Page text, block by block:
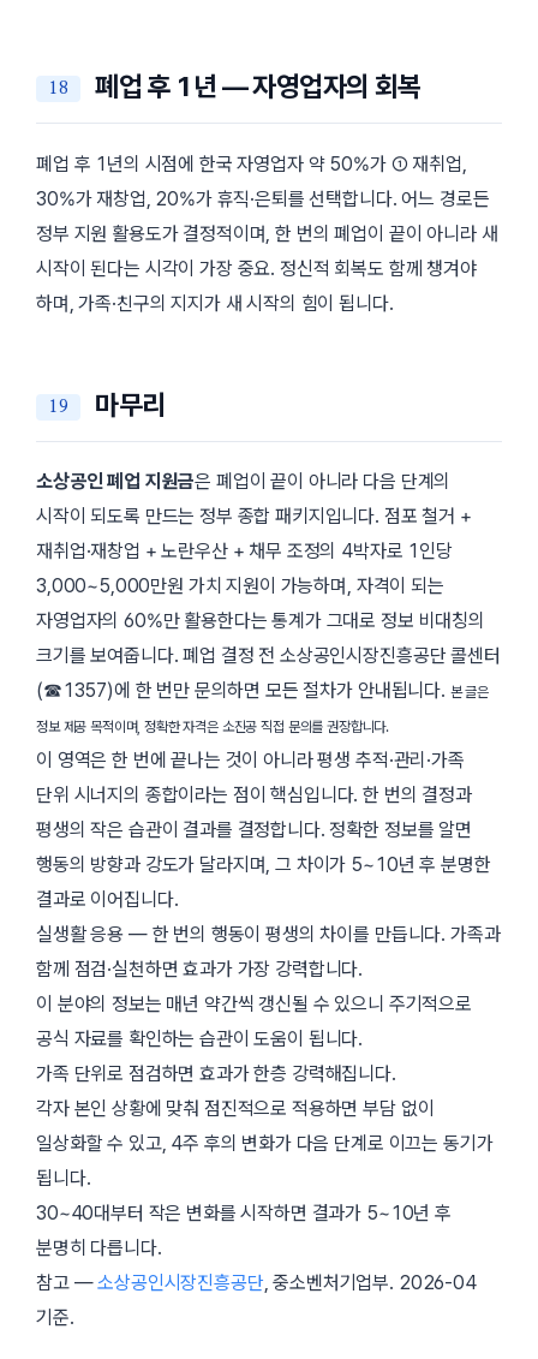
폐업 후 1년 — 자영업자의 회복
폐업 후 1년의 시점에 한국 자영업자 약 50%가 ① 재취업,
30%가 재창업, 20%가 휴직·은퇴를 선택합니다. 어느 경로든
정부 지원 활용도가 결정적이며, 한 번의 폐업이 끝이 아니라 새
시작이 된다는 시각이 가장 중요. 정신적 회복도 함께 챙겨야
하며, 가족·친구의 지지가 새 시작의 힘이 됩니다.
마무리
소상공인 폐업 지원금은 폐업이 끝이 아니라 다음 단계의
시작이 되도록 만드는 정부 종합 패키지입니다. 점포 철거 +
재취업·재창업 + 노란우산 + 채무 조정의 4박자로 1인당
3,000~5,000만원 가치 지원이 가능하며, 자격이 되는
자영업자의 60%만 활용한다는 통계가 그대로 정보 비대칭의
크기를 보여줍니다. 폐업 결정 전 소상공인시장진흥공단 콜센터
(☎1357)에 한 번만 문의하면 모든 절차가 안내됩니다. 본 글은
정보 제공 목적이며, 정확한 자격은 소진공 직접 문의를 권장합니다.
이 영역은 한 번에 끝나는 것이 아니라 평생 추적·관리·가족
단위 시너지의 종합이라는 점이 핵심입니다. 한 번의 결정과
평생의 작은 습관이 결과를 결정합니다. 정확한 정보를 알면
행동의 방향과 강도가 달라지며, 그 차이가 5~10년 후 분명한
결과로 이어집니다.
실생활 응용 — 한 번의 행동이 평생의 차이를 만듭니다. 가족과
함께 점검·실천하면 효과가 가장 강력합니다.
이 분야의 정보는 매년 약간씩 갱신될 수 있으니 주기적으로
공식 자료를 확인하는 습관이 도움이 됩니다.
가족 단위로 점검하면 효과가 한층 강력해집니다.
각자 본인 상황에 맞춰 점진적으로 적용하면 부담 없이
일상화할 수 있고, 4주 후의 변화가 다음 단계로 이끄는 동기가
됩니다.
30~40대부터 작은 변화를 시작하면 결과가 5~10년 후
분명히 다릅니다.
참고 —소상공인시장진흥공단, 중소벤처기업부. 2026-04
기준.